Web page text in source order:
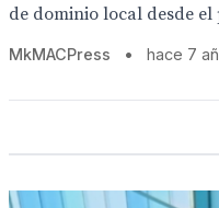
de dominio local desde
MkMACPress • hace 7